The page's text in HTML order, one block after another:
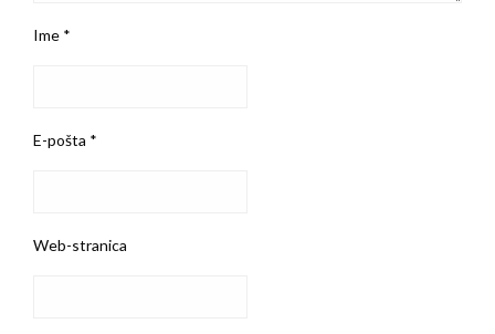
Ime *
E-pošta *
Web-stranica